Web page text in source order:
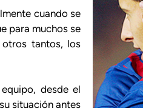
cuando se
para muchos se
tantos, los
desde el
situación antes